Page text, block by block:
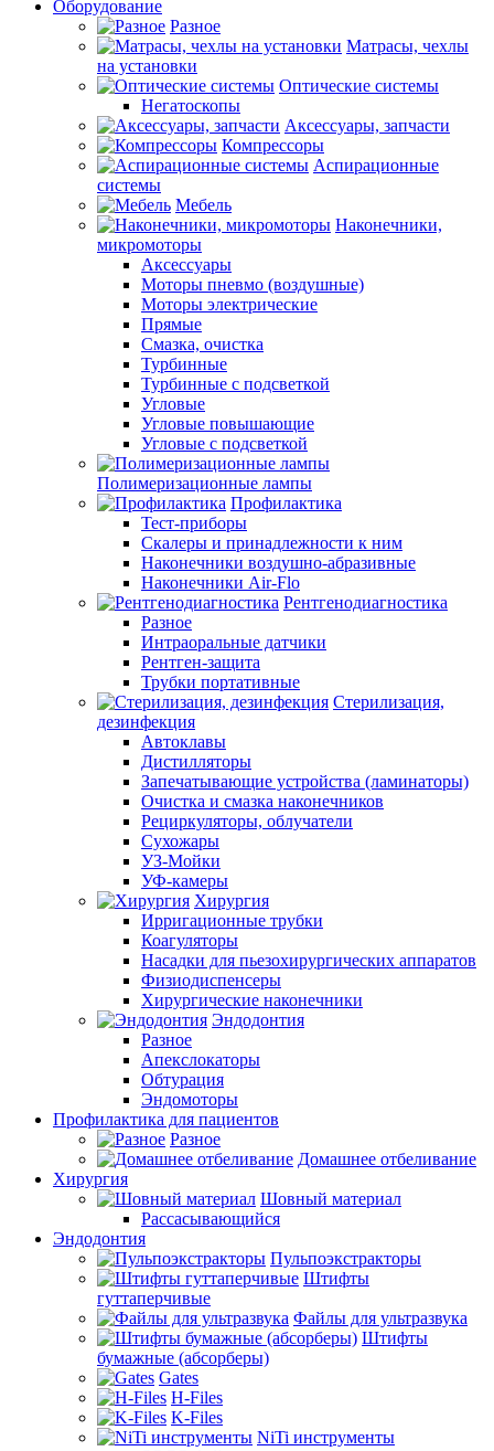
Оборудование
Разное
Матрасы, чехлы
на установки
Оптические системы
Негатоскопы
Аксессуары, запчасти
Компрессоры
Аспирационные
системы
Мебель
Наконечники,
микромоторы
Аксессуары
Моторы пневмо (воздушные)
Моторы электрические
Прямые
Смазка, очистка
Турбинные
Турбинные с подсветкой
Угловые
Угловые повышающие
Угловые с подсветкой
Полимеризационные лампы
Профилактика
Тест-приборы
Скалеры и принадлежности к ним
Наконечники воздушно-абразивные
Наконечники Air-Flo
Рентгенодиагностика
Разное
Интраоральные датчики
Рентген-защита
Трубки портативные
Стерилизация,
дезинфекция
Автоклавы
Дистилляторы
Запечатывающие устройства (ламинаторы)
Очистка и смазка наконечников
Рециркуляторы, облучатели
Сухожары
УЗ-Мойки
УФ-камеры
Хирургия
Ирригационные трубки
Коагуляторы
Насадки для пьезохирургических аппаратов
Физиодиспенсеры
Хирургические наконечники
Эндодонтия
Разное
Апекслокаторы
Обтурация
Эндомоторы
Профилактика для пациентов
Разное
Домашнее отбеливание
Хирургия
Шовный материал
Рассасывающийся
Эндодонтия
Пульпоэкстракторы
Штифты
гуттаперчивые
Файлы для ультразвука
Штифты
бумажные (абсорберы)
Gates
H-Files
K-Files
NiTi инструменты